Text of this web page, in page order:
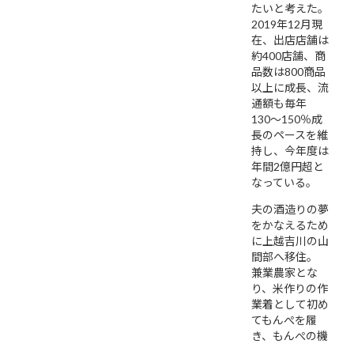
たいと考えた。
2019年12月現
在、出店店舗は
約400店舗、商
品数は800商品
以上に成長、流
通額も毎年
130〜150％成
長のペースを維
持し、今年度は
年間2億円超と
なっている。
夫の酒造りの夢
をかなえるため
に上越吉川の山
間部へ移住。
兼業農家とな
り、米作りの作
業着として初め
てもんぺを履
き、もんぺの機